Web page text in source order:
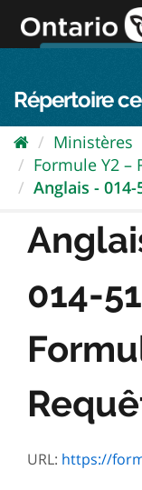
directement
au
Répertoire
Ministères
Formule Y2 –
Anglais - 014-
014-
URL: https://forms.mgcs.gov.on.ca/dataset/